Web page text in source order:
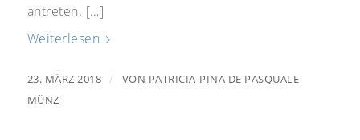
antreten. […]
Weiterlesen
23. MÄRZ 2018 / VON PATRICIA-PINA DE PASQUALE-
MÜNZ